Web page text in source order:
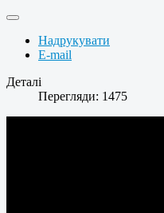
Надрукувати
E-mail
Деталі
Перегляди: 1475